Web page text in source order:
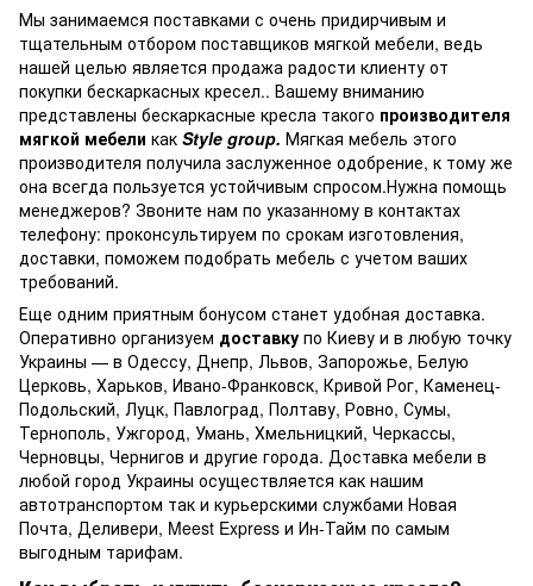
Мы занимаемся поставками с очень придирчивым и
тщательным отбором поставщиков мягкой мебели, ведь
нашей целью является продажа радости клиенту от
покупки бескаркасных кресел.. Вашему вниманию
представлены бескаркасные кресла такого производителя
мягкой мебели как Style group. Мягкая мебель этого
производителя получила заслуженное одобрение, к тому же
она всегда пользуется устойчивым спросом.Нужна помощь
менеджеров? Звоните нам по указанному в контактах
телефону: проконсультируем по срокам изготовления,
доставки, поможем подобрать мебель с учетом ваших
требований.
Еще одним приятным бонусом станет удобная доставка.
Оперативно организуем доставку по Киеву и в любую точку
Украины — в Одессу, Днепр, Львов, Запорожье, Белую
Церковь, Харьков, Ивано-Франковск, Кривой Рог, Каменец-
Подольский, Луцк, Павлоград, Полтаву, Ровно, Сумы,
Тернополь, Ужгород, Умань, Хмельницкий, Черкассы,
Черновцы, Чернигов и другие города. Доставка мебели в
любой город Украины осуществляется как нашим
автотранспортом так и курьерскими службами Новая
Почта, Деливери, Meest Express и Ин-Тайм по самым
выгодным тарифам.